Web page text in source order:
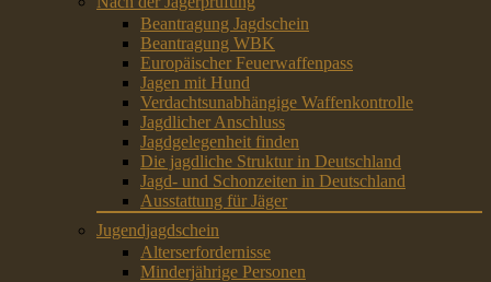
Beantragung Jagdschein
Beantragung WBK
Europäischer Feuerwaffenpass
Jagen mit Hund
Verdachtsunabhängige Waffenkontrolle
Jagdlicher Anschluss
Jagdgelegenheit finden
Die jagdliche Struktur in Deutschland
Jagd- und Schonzeiten in Deutschland
Ausstattung für Jäger
Jugendjagdschein
Alterserfordernisse
Minderjährige Personen